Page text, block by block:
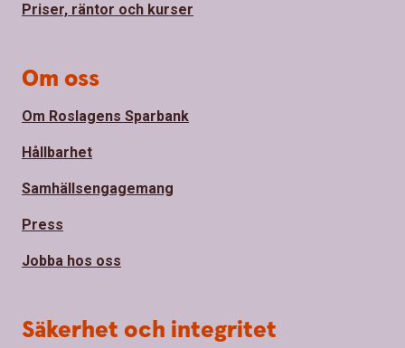
Priser, räntor och kurser
Om oss
Om Roslagens Sparbank
Hållbarhet
Samhällsengagemang
Press
Jobba hos oss
Säkerhet och integritet